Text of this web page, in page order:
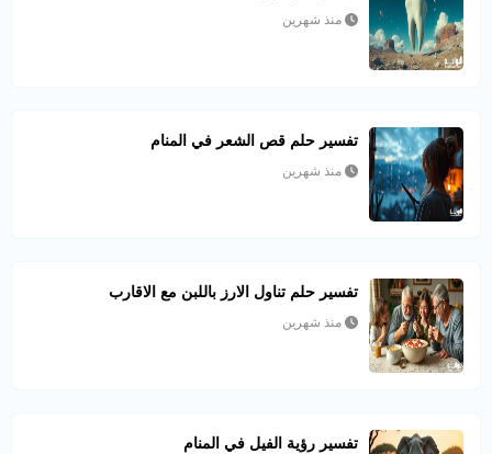
منذ شهرين
تفسير حلم قص الشعر في المنام
منذ شهرين
تفسير حلم تناول الارز باللبن مع الاقارب
منذ شهرين
تفسير رؤية الفيل في المنام